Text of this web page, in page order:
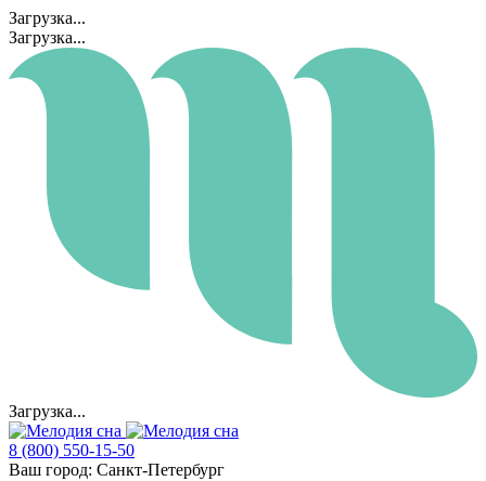
Загрузка...
Загрузка...
Загрузка...
8 (800) 550-15-50
Ваш город: Санкт-Петербург